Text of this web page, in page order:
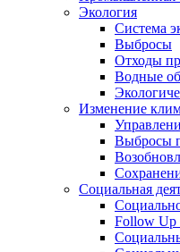
Экология
Система
Выбросы
Отходы
Водные
Изменение
Выбросы
Социальная
Follow Up